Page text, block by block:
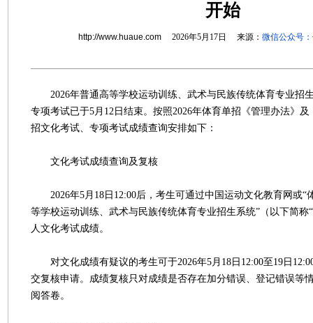
开始
http://www.huaue.com 2026年5月17日 来源： 微信公众号
2026年普通高等学校运动训练、武术与民族传统体育专业招
专项考试已于5月12日结束。按照2026年体育单招《管理办法》
招文化考试、专项考试成绩查询安排如下：
文化考试成绩查询及复核
2026年5月18日12:00后，考生可通过中国运动文化教育网或“
等学校运动训练、武术与民族传统体育专业招生系统”（以下简称
人文化考试成绩。
对文化成绩有疑议的考生可于2026年5月18日12:00至19日
交复核申请。成绩复核只对成绩是否存在加分错误、登记错误等
阅答卷。